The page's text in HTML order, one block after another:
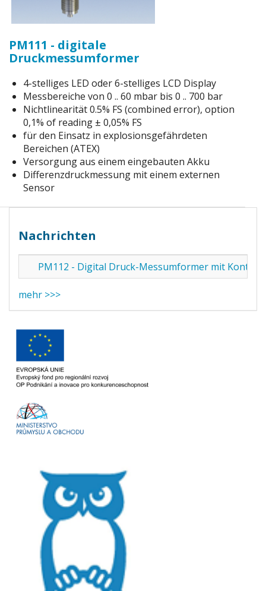
PM111 - digitale
Druckmessumformer
4-stelliges LED oder 6-stelliges LCD Display
Messbereiche von 0 .. 60 mbar bis 0 .. 700 bar
Nichtlinearität 0.5% FS (combined error), option
0,1% of reading ± 0,05% FS
für den Einsatz in explosionsgefährdeten
Bereichen (ATEX)
Versorgung aus einem eingebauten Akku
Differenzdruckmessung mit einem externen
Sensor
Nachrichten
PM112 - Digital Druck-Messumformer mit
mehr >>>